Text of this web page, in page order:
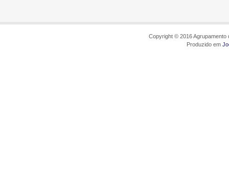
Copyright © 2016
Produzido em